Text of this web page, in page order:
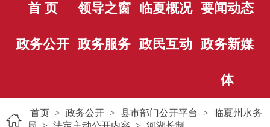
首 页 领导之窗 临夏概况 要闻动态
政务公开 政务服务 政民互动 政务新媒
体
首页 > 政务公开 > 县市部门公开平台 > 临夏州水务